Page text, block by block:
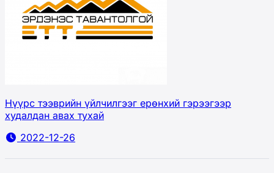
Нүүрс тээврийн үйлчилгээг ерөнхий гэрээгээр
худалдан авах тухай
2022-12-26